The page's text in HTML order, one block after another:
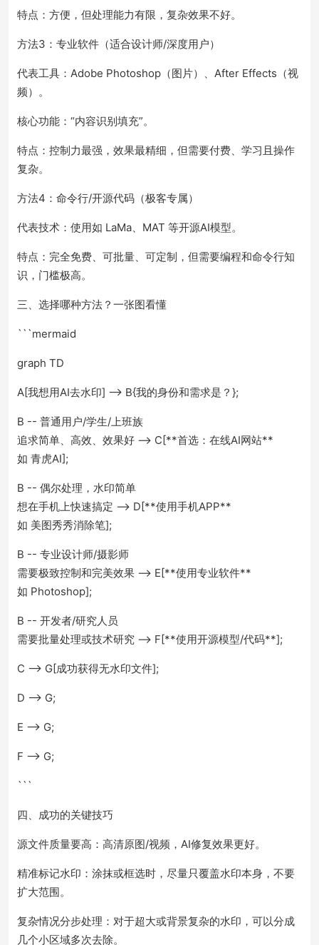
特点：方便，但处理能力有限，复杂效果不好。
方法3：专业软件（适合设计师/深度用户）
代表工具：Adobe Photoshop（图片）、After Effects（视
频）。
核心功能：“内容识别填充”。
特点：控制力最强，效果最精细，但需要付费、学习且操作
复杂。
方法4：命令行/开源代码（极客专属）
代表技术：使用如 LaMa、MAT 等开源AI模型。
特点：完全免费、可批量、可定制，但需要编程和命令行知
识，门槛极高。
三、选择哪种方法？一张图看懂
```mermaid
graph TD
A[我想用AI去水印] --> B{我的身份和需求是？};
B -- 普通用户/学生/上班族
追求简单、高效、效果好 --> C[**首选：在线AI网站**
如 青虎AI];
B -- 偶尔处理，水印简单
想在手机上快速搞定 --> D[**使用手机APP**
如 美图秀秀消除笔];
B -- 专业设计师/摄影师
需要极致控制和完美效果 --> E[**使用专业软件**
如 Photoshop];
B -- 开发者/研究人员
需要批量处理或技术研究 --> F[**使用开源模型/代码**];
C --> G[成功获得无水印文件];
D --> G;
E --> G;
F --> G;
```
四、成功的关键技巧
源文件质量要高：高清原图/视频，AI修复效果更好。
精准标记水印：涂抹或框选时，尽量只覆盖水印本身，不要
扩大范围。
复杂情况分步处理：对于超大或背景复杂的水印，可以分成
几个小区域多次去除。